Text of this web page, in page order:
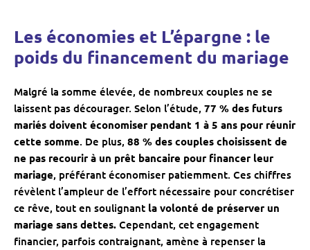
Les économies et L’épargne : le
poids du financement du mariage
Malgré la somme élevée, de nombreux couples ne se
laissent pas décourager. Selon l’étude, 77 % des futurs
mariés doivent économiser pendant 1 à 5 ans pour réunir
cette somme. De plus, 88 % des couples choisissent de
ne pas recourir à un prêt bancaire pour financer leur
mariage, préférant économiser patiemment. Ces chiffres
révèlent l’ampleur de l’effort nécessaire pour concrétiser
ce rêve, tout en soulignant la volonté de préserver un
mariage sans dettes. Cependant, cet engagement
financier, parfois contraignant, amène à repenser la